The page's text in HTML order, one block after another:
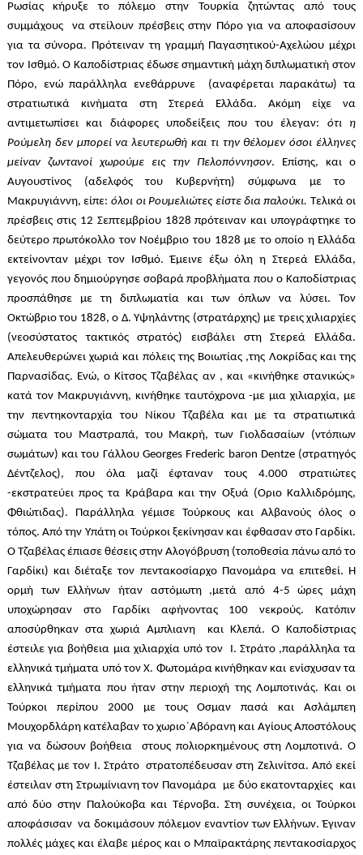
Ρωσίας κήρυξε το πόλεμο στην Τουρκία ζητώντας από τους
συμμάχους να στείλουν πρέσβεις στην Πόρο για να αποφασίσουν
για τα σύνορα. Πρότειναν τη γραμμή Παγασητικού-Αχελώου μέχρι
τον Ισθμό. Ο Καποδίστριας έδωσε σημαντική μάχη διπλωματική στον
Πόρο, ενώ παράλληλα ενεθάρρυνε (αναφέρεται παρακάτω) τα
στρατιωτικά κινήματα στη Στερεά Ελλάδα. Ακόμη είχε να
αντιμετωπίσει και διάφορες υποδείξεις που του έλεγαν: ότι η
Ρούμελη δεν μπορεί να λευτερωθή και τι την θέλομεν όσοι έλληνες
μείναν ζωντανοί χωρούμε εις την Πελοπόννησον. Επίσης, καιo
Αυγουστίνος (αδελφός του Κυβερνήτη) σύμφωνα με το
Μακρυγιάννη, είπε:όλοι οι Ρουμελιώτες είστε δια παλούκι. Τελικά οι
πρέσβεις στις 12 Σεπτεμβρίου 1828 πρότειναν και υπογράφτηκε το
δεύτερο πρωτόκολλο τον Νοέμβριο του 1828 με το οποίο η Ελλάδα
εκτείνονταν μέχρι τον Ισθμό. Έμεινε έξω όλη η Στερεά Ελλάδα,
γεγονός που δημιούργησε σοβαρά προβλήματα που ο Καποδίστριας
προσπάθησε με τη διπλωματία και των όπλων να λύσει. Τον
Οκτώβριο του 1828, ο Δ. Υψηλάντης (στρατάρχης) με τρεις χιλιαρχίες
(νεοσύστατος τακτικός στρατός) εισβάλει στη Στερεά Ελλάδα.
Απελευθερώνει χωριά και πόλεις της Βοιωτίας ,της Λοκρίδας και της
Παρνασίδας. Ενώ, ο Κίτσος Τζαβέλας αν , και «κινήθηκε στανικώς»
κατά τον Μακρυγιάννη, κινήθηκε ταυτόχρονα -με μια χιλιαρχία, με
την πεντηκονταρχία του Νίκου Τζαβέλα και με τα στρατιωτικά
σώματα του Μαστραπά, του Μακρή, των Γιολδασαίων (ντόπιων
σωμάτων) και του Γάλλου Georges Frederic baron Dentze (στρατηγός
Δέντζελος), που όλα μαζί έφταναν τους 4.000 στρατιώτες
-εκστρατεύει προς τα Κράβαρα και την Οξυά (Οριο Καλλιδρόμης,
Φθιώτιδας). Παράλληλα γέμισε Τούρκους και Αλβανούς όλος ο
τόπος. Από την Υπάτη οι Τούρκοι ξεκίνησαν και έφθασαν στο Γαρδίκι.
Ο Τζαβέλας έπιασε θέσεις στην Αλογόβρυση (τοποθεσία πάνω από το
Γαρδίκι) και διέταξε τον πεντακοσίαρχο Πανομάρα να επιτεθεί. Η
ορμή των Ελλήνων ήταν αστόμωτη ,μετά από 4-5 ώρες μάχη
υποχώρησαν στο Γαρδίκι αφήνοντας 100 νεκρούς. Κατόπιν
αποσύρθηκαν στα χωριά Αμπλιανη και Κλεπά. Ο Καποδίστριας
έστειλε για βοήθεια μια χιλιαρχία υπό τον Ι. Στράτο ,παράλληλα τα
ελληνικά τμήματα υπό τον Χ. Φωτομάρα κινήθηκαν και ενίσχυσαν τα
ελληνικά τμήματα που ήταν στην περιοχή της Λομποτινάς. Και οι
Τούρκοι περίπου 2000 με τους Οσμαν πασά και Ασλάμπεη
Μουχορδλάρη κατέλαβαν το χωριο΄Αβόρανη και Αγίους Αποστόλους
για να δώσουν βοήθεια στους πολιορκημένους στη Λομποτινά. Ο
Τζαβέλας με τον Ι. Στράτο στρατοπέδευσαν στη Ζελινίτσα. Από εκεί
έστειλαν στη Στρωμίνιανη τον Πανομάρα με δύο εκατονταρχίες και
από δύο στην Παλούκοβα και Τέρνοβα. Στη συνέχεια, οι Τούρκοι
αποφάσισαν να δοκιμάσουν πόλεμον εναντίον των Ελλήνων. Έγιναν
πολλές μάχες και έλαβε μέρος και ο Μπαϊρακτάρης πεντακοσίαρχος